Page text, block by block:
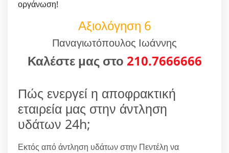
οργάνωση!
Αξιολόγηση 6
Παναγιωτόπουλος Ιωάννης
Καλέστε μας στο 210.7666666
Πώς ενεργεί η αποφρακτική
εταιρεία μας στην άντληση
υδάτων 24h;
Εκτός από άντληση υδάτων στην Πεντέλη να